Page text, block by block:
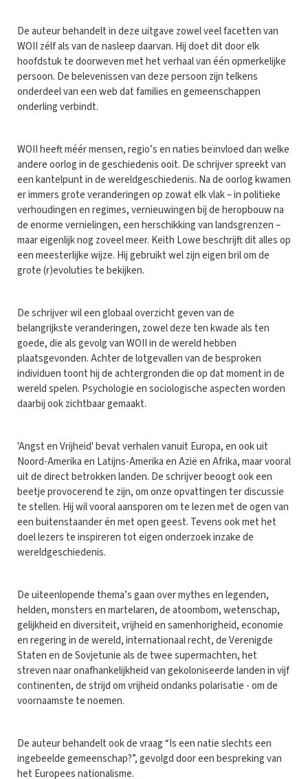
De auteur behandelt in deze uitgave zowel veel facetten van
WOII zélf als van de nasleep daarvan. Hij doet dit door elk
hoofdstuk te doorweven met het verhaal van één opmerkelijke
persoon. De belevenissen van deze persoon zijn telkens
onderdeel van een web dat families en gemeenschappen
onderling verbindt.
WOII heeft méér mensen, regio’s en naties beïnvloed dan welke
andere oorlog in de geschiedenis ooit. De schrijver spreekt van
een kantelpunt in de wereldgeschiedenis. Na de oorlog kwamen
er immers grote veranderingen op zowat elk vlak – in politieke
verhoudingen en regimes, vernieuwingen bij de heropbouw na
de enorme vernielingen, een herschikking van landsgrenzen –
maar eigenlijk nog zoveel meer. Keith Lowe beschrijft dit alles op
een meesterlijke wijze. Hij gebruikt wel zijn eigen bril om de
grote (r)evoluties te bekijken.
De schrijver wil een globaal overzicht geven van de
belangrijkste veranderingen, zowel deze ten kwade als ten
goede, die als gevolg van WOII in de wereld hebben
plaatsgevonden. Achter de lotgevallen van de besproken
individuen toont hij de achtergronden die op dat moment in de
wereld spelen. Psychologie en sociologische aspecten worden
daarbij ook zichtbaar gemaakt.
'Angst en Vrijheid' bevat verhalen vanuit Europa, en ook uit
Noord-Amerika en Latijns-Amerika en Azië en Afrika, maar vooral
uit de direct betrokken landen. De schrijver beoogt ook een
beetje provocerend te zijn, om onze opvattingen ter discussie
te stellen. Hij wil vooral aansporen om te lezen met de ogen van
een buitenstaander én met open geest. Tevens ook met het
doel lezers te inspireren tot eigen onderzoek inzake de
wereldgeschiedenis.
De uiteenlopende thema’s gaan over mythes en legenden,
helden, monsters en martelaren, de atoombom, wetenschap,
gelijkheid en diversiteit, vrijheid en samenhorigheid, economie
en regering in de wereld, internationaal recht, de Verenigde
Staten en de Sovjetunie als de twee supermachten, het
streven naar onafhankelijkheid van gekoloniseerde landen in vijf
continenten, de strijd om vrijheid ondanks polarisatie - om de
voornaamste te noemen.
De auteur behandelt ook de vraag “Is een natie slechts een
ingebeelde gemeenschap?”, gevolgd door een bespreking van
het Europees nationalisme.